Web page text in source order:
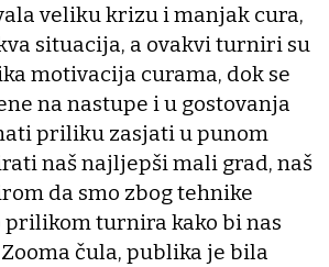
veliku krizu i manjak cura,
situacija, a ovakvi turniri su
motivacija curama, dok se
na nastupe i u gostovanja
priliku zasjati u punom
naš najljepši mali grad, naš
da smo zbog tehnike
turnira kako bi nas
čula, publika je bila